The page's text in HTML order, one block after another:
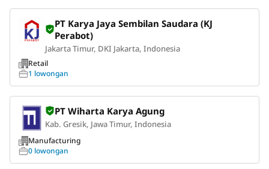
PT Karya Jaya Sembilan Saudara (KJ
Perabot)
Jakarta Timur, DKI Jakarta, Indonesia
Retail
1 lowongan
PT Wiharta Karya Agung
Kab. Gresik, Jawa Timur, Indonesia
Manufacturing
0 lowongan